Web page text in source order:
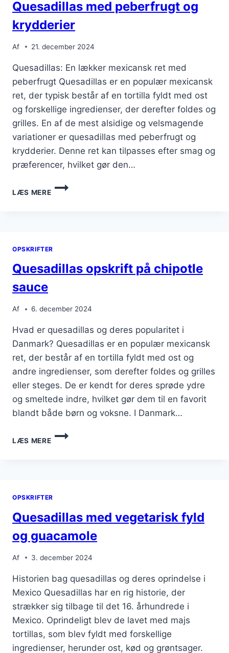
Quesadillas med peberfrugt og
krydderier
Af 21. december 2024
Quesadillas: En lækker mexicansk ret med
peberfrugt Quesadillas er en populær mexicansk
ret, der typisk består af en tortilla fyldt med ost
og forskellige ingredienser, der derefter foldes og
grilles. En af de mest alsidige og velsmagende
variationer er quesadillas med peberfrugt og
krydderier. Denne ret kan tilpasses efter smag og
præferencer, hvilket gør den…
LÆS MERE
QUESADILLAS
MED
OPSKRIFTER
Quesadillas opskrift på chipotle
sauce
Af 6. december 2024
Hvad er quesadillas og deres popularitet i
Danmark? Quesadillas er en populær mexicansk
ret, der består af en tortilla fyldt med ost og
andre ingredienser, som derefter foldes og grilles
eller steges. De er kendt for deres sprøde ydre
og smeltede indre, hvilket gør dem til en favorit
blandt både børn og voksne. I Danmark…
LÆS MERE
QUESADILLAS
OPSKRIFT
OPSKRIFTER
Quesadillas med vegetarisk fyld
og guacamole
Af 3. december 2024
Historien bag quesadillas og deres oprindelse i
Mexico Quesadillas har en rig historie, der
strækker sig tilbage til det 16. århundrede i
Mexico. Oprindeligt blev de lavet med majs
tortillas, som blev fyldt med forskellige
ingredienser, herunder ost, kød og grøntsager.